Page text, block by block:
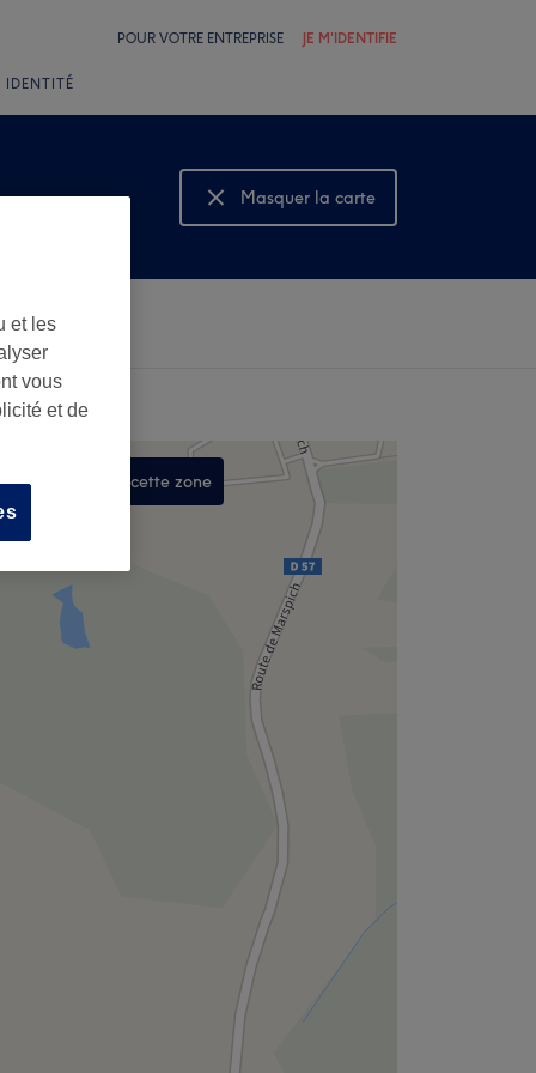
POUR VOTRE ENTREPRISE JE M'IDENTIFIE
IDENTITÉ
Masquer la carte
Montrer la carte
dans cette zone
et les
vous
et de